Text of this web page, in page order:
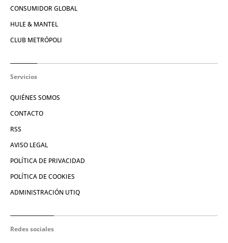
CONSUMIDOR GLOBAL
HULE & MANTEL
CLUB METRÓPOLI
Servicios
QUIÉNES SOMOS
CONTACTO
RSS
AVISO LEGAL
POLÍTICA DE PRIVACIDAD
POLÍTICA DE COOKIES
ADMINISTRACIÓN UTIQ
Redes sociales